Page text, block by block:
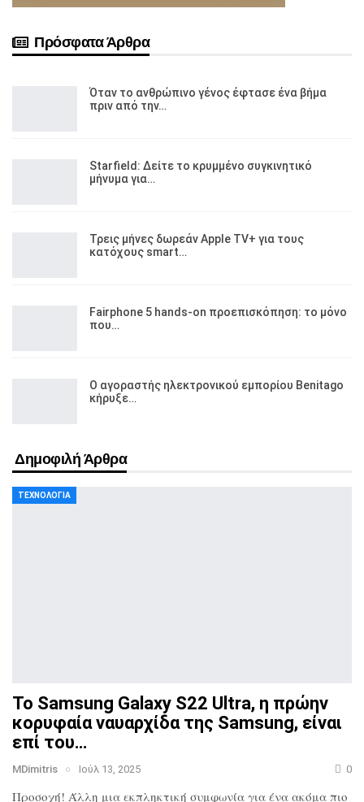
Πρόσφατα Άρθρα
Όταν το ανθρώπινο γένος έφτασε ένα βήμα
πριν από την…
Starfield: Δείτε το κρυμμένο συγκινητικό
μήνυμα για…
Τρεις μήνες δωρεάν Apple TV+ για τους
κατόχους smart…
Fairphone 5 hands-on προεπισκόπηση: το μόνο
που…
Ο αγοραστής ηλεκτρονικού εμπορίου Benitago
κήρυξε…
Δημοφιλή Άρθρα
ΤΕΧΝΟΛΟΓΊΑ
Το Samsung Galaxy S22 Ultra, η πρώην
κορυφαία ναυαρχίδατης Samsung, είναι
επί του…
MDimitris Ιούλ 13, 2025 0
Προσοχή! Άλλη μια εκπληκτική συμφωνία για ένα ακόμα πιο